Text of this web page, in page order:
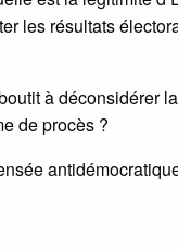
les résultats
à déconsidérer
de procès ?